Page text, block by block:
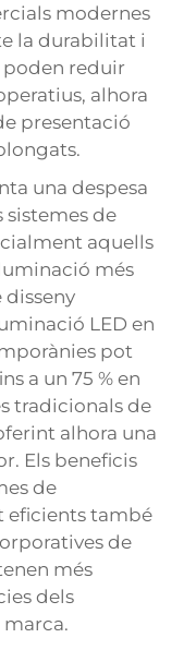
modernes
la durabilitat i
reduir
alhora
presentació
una despesa
de
aquells
més
disseny
LED en
pot
a un 75 % en
tradicionals de
alhora una
Els beneficis
de
eficients també
de
més
dels